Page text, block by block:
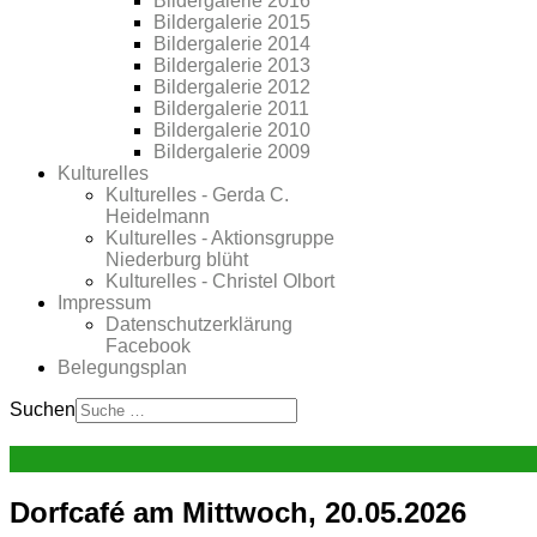
Bildergalerie 2015
Bildergalerie 2014
Bildergalerie 2013
Bildergalerie 2012
Bildergalerie 2011
Bildergalerie 2010
Bildergalerie 2009
Kulturelles
Kulturelles - Gerda C.
Heidelmann
Kulturelles - Aktionsgruppe
Niederburg blüht
Kulturelles - Christel Olbort
Impressum
Datenschutzerklärung
Facebook
Belegungsplan
Suchen
Dorfcafé am Mittwoch, 20.05.2026